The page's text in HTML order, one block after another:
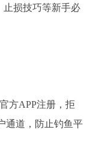
止损技巧等新手必
方APP注册，拒
通道，防止钓鱼平